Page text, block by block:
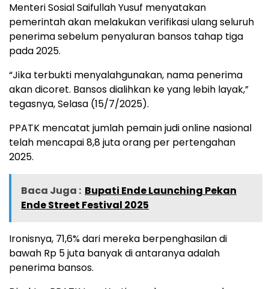
Menteri Sosial Saifullah Yusuf menyatakan
pemerintah akan melakukan verifikasi ulang seluruh
penerima sebelum penyaluran bansos tahap tiga
pada 2025.
“Jika terbukti menyalahgunakan, nama penerima
akan dicoret. Bansos dialihkan ke yang lebih layak,”
tegasnya, Selasa (15/7/2025).
PPATK mencatat jumlah pemain judi online nasional
telah mencapai 8,8 juta orang per pertengahan
2025.
Baca Juga : Bupati Ende Launching Pekan
Ende Street Festival 2025
Ironisnya, 71,6% dari mereka berpenghasilan di
bawah Rp 5 juta banyak di antaranya adalah
penerima bansos.